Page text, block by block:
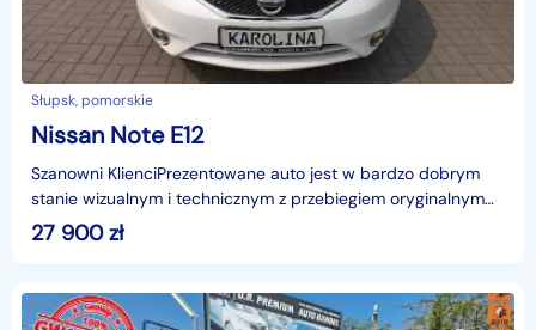
Słupsk, pomorskie
Nissan Note E12
Szanowni KlienciPrezentowane auto jest w bardzo dobrym
stanie wizualnym i technicznym z przebiegiem oryginalnym
126 tys. km.Samochód posiada zadbane wnętrze i d
27 900zł